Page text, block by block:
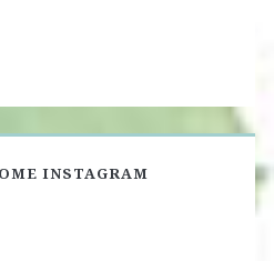
INSTAGRAM